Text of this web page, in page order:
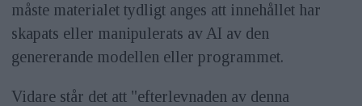
måste materialet tydligt anges att innehållet har
skapats eller manipulerats av AI av den
genererande modellen eller programmet.
Vidare står det att "efterlevnaden av denna